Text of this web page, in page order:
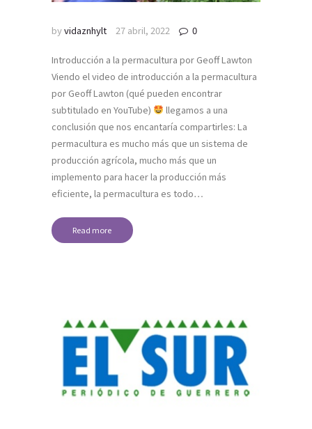
byvidaznhylt 27 abril, 2022 0
Introducción a la permacultura por Geoff Lawton
Viendo el video de introducción a la permacultura
por Geoff Lawton (qué pueden encontrar
subtitulado en YouTube)
llegamos a una
conclusión que nos encantaría compartirles: La
permacultura es mucho más que un sistema de
producción agrícola, mucho más que un
implemento para hacer la producción más
eficiente, la permacultura es todo…
Read more